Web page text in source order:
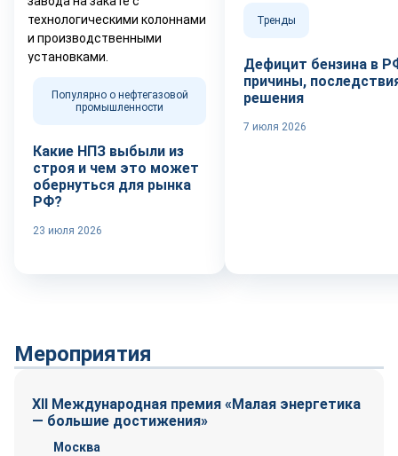
Популярно о нефтегазовой
промышленности
Какие НПЗ выбыли из
строя и чем это может
обернуться для рынка
РФ?
23 июля 2026
Тренды
Дефицит бензина в
причины,
решения
7 июля 2026
Мероприятия
XII Международная премия «Малая энергетика
— большие достижения»
Москва